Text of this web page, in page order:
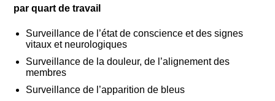
par quart de travail
Surveillance de l’état de conscience et des signes
vitaux et neurologiques
Surveillance de la douleur, de l’alignement des
membres
Surveillance de l’apparition de bleus